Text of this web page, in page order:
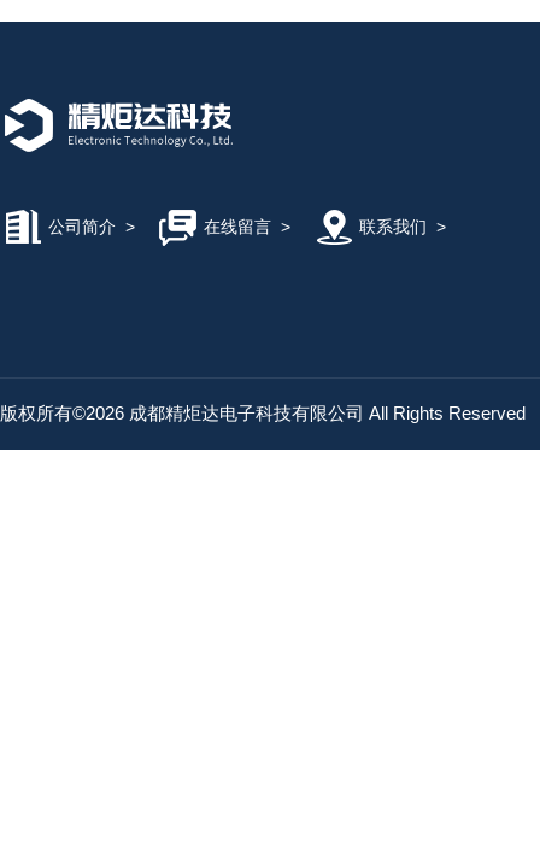
公司简介 > 在线留言> 联系我们 >
版权所有©2026 成都精炬达电子科技有限公司 All Rights Reserved